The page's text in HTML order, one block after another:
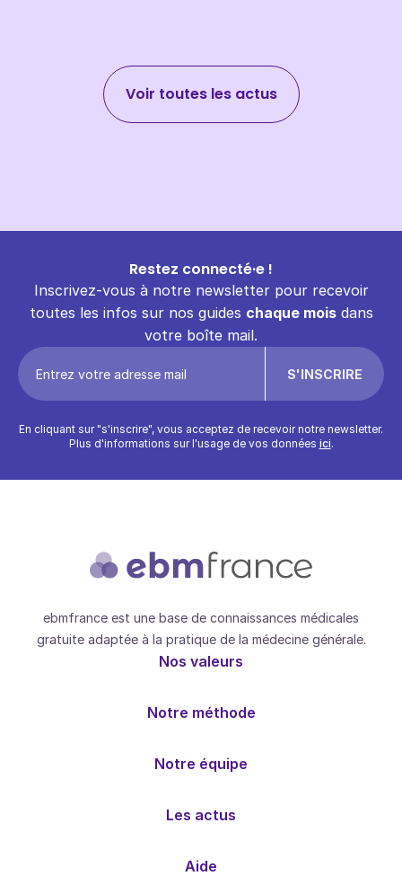
Voir toutes les actus
Restez connecté·e !
Inscrivez-vous à notre newsletter pour recevoir
toutes les infos sur nos guides chaque moisdans
votre boîte mail.
En cliquant sur "s'inscrire", vous acceptez de recevoir notre newsletter.
Plus d'informations sur l'usage de vos données ici.
ebmfrance est une base de connaissances médicales
gratuite adaptée à la pratique de la médecine générale.
Nos valeurs
Notre méthode
Notre équipe
Les actus
Aide